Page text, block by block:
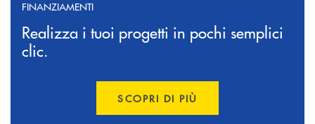
FINANZIAMENTI
Realizza i tuoi progetti in pochi semplici
clic.
SCOPRI DI PIÙ